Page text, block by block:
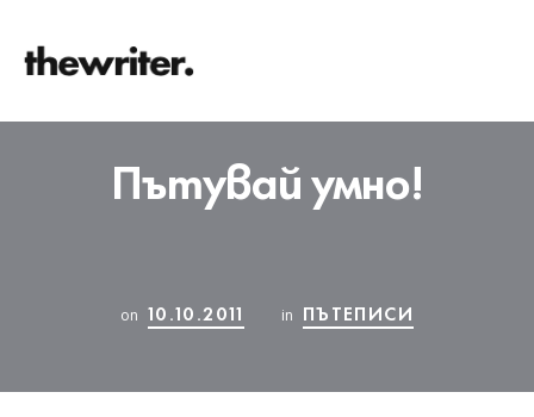
Пътувай умно!
on 10.10.2011 in ПЪТЕПИСИ